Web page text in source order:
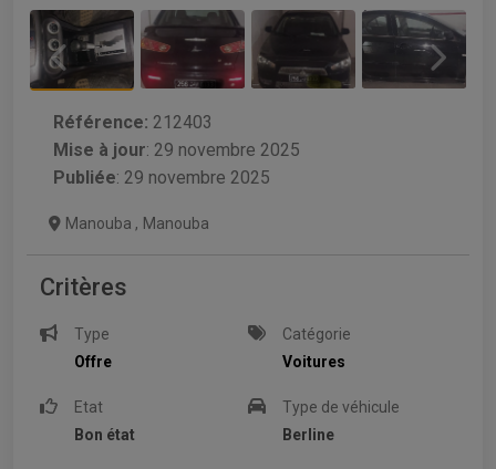
Référence: 212403
Mise à jour: 29 novembre 2025
Publiée: 29 novembre 2025
Manouba , Manouba
Critères
Type
Offre
Catégorie
Voitures
Etat
Bon état
Type de véhicule
Berline